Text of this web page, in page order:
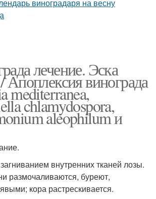
лечение. Эска
Апоплексия винограда
mediterranea,
chlamydospora,
aleophilum и
внутренних тканей лозы.
размочаливаются, буреют,
кора растрескивается.